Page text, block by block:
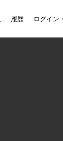
履歴 ログイン